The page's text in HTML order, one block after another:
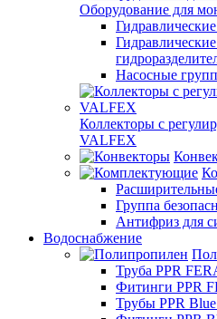
Оборудование для
Насосные
Коллекторы с
VALFEX
Группа
Антифриз для
Водоснабжение
Труба PPR
Фитинги PPR
Трубы PPR Blue